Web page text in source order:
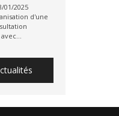
01/2025
d'une